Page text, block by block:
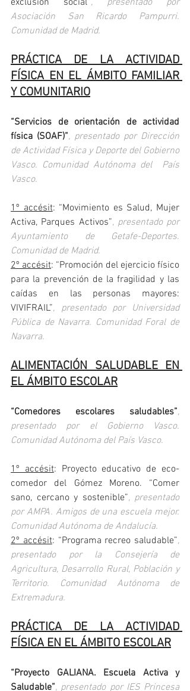
exclusión social”, presentado por
Asociación San Ricardo Pampurri.
Comunidad de Madrid.
PRÁCTICA DE LA ACTIVIDAD
FÍSICA EN EL ÁMBITO FAMILIAR
Y COMUNITARIO
“Servicios de orientación de actividad
física (SOAF)”, presentado por Dirección
de Actividad Física y Deporte del Gobierno
Vasco. Comunidad Autónoma del  País
Vasco.
1º accésit: “Movimiento es Salud, Mujer
Activa, Parques Activos”, presentado por
Ayuntamiento de Getafe-Deportes.
Comunidad de Madrid.
2º accésit: “Promoción del ejercicio físico
para la prevención de la fragilidad y las
caídas en las personas mayores:
VIVIFRAIL”, presentado por Universidad
Pública de Navarra. Comunidad Foral de
Navarra.
ALIMENTACIÓN SALUDABLE EN
EL ÁMBITO ESCOLAR
“Comedores escolares saludables”,
presentado por el Gobierno Vasco.
Comunidad Autónoma del País Vasco.
1º accésit: Proyecto educativo de eco-
comedor del Gómez Moreno. “Comer
sano, cercano y sostenible”, presentado
por AMPA. Amigos de una escuela mejor.
Comunidad Autónoma de Andalucía.
2º accésit: “Programa recreo saludable”,
presentado por la Consejería de
Agricultura, Desarrollo Rural, Población y
Territorio. Comunidad Autónoma de
Extremadura.
PRÁCTICA DE LA ACTIVIDAD
FÍSICA EN EL ÁMBITO ESCOLAR
“Proyecto GALIANA. Escuela Activa y
Saludable”, presentado por IES Princesa